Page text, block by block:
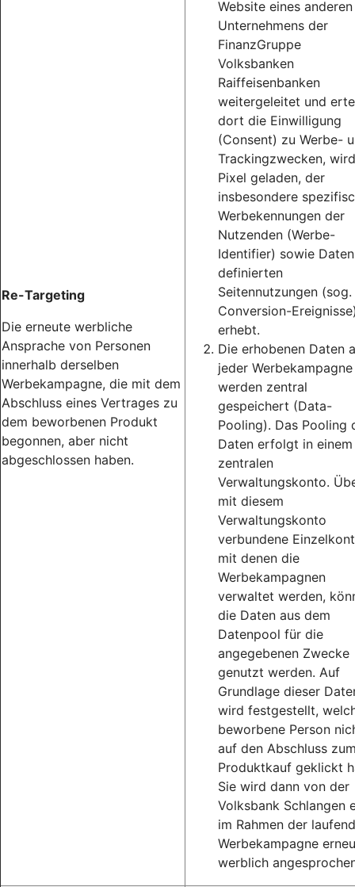
Re-Targeting
Die erneute werbliche
Ansprache von Personen
innerhalb derselben
Werbekampagne, die mit dem
Abschluss eines Vertrages zu
dem beworbenen Produkt
begonnen, aber nicht
abgeschlossen haben.
Website eines anderen
Unternehmens der
FinanzGruppe
Volksbanken
Raiffeisenbanken
weitergeleitet und
dort die Einwilligung
(Consent) zu Werbe-
Trackingzwecken,
Pixel geladen, der
insbesondere
Werbekennungen der
Nutzenden (Werbe-
Identifier) sowie
definierten
Seitennutzungen (sog.
Conversion-
erhebt.
Die erhobenen Daten
jeder Werbekampagne
werden zentral
gespeichert (Data-
Pooling). Das Pooling
Daten erfolgt in einem
zentralen
Verwaltungskonto.
mit diesem
Verwaltungskonto
verbundene
mit denen die
Werbekampagnen
verwaltet werden,
die Daten aus dem
Datenpool für die
angegebenen Zwecke
genutzt werden. Auf
Grundlage dieser
wird festgestellt,
beworbene Person
auf den Abschluss
Produktkauf geklickt
Sie wird dann von der
Volksbank Schlangen
im Rahmen der
Werbekampagne
werblich